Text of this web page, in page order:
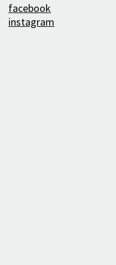
facebook
instagram